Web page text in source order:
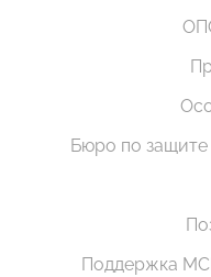
Бюро по
Поддержка